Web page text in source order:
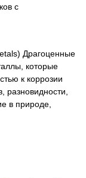
с
Драгоценные
которые
к коррозии
разновидности,
в природе,